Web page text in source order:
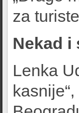
za
Nekad i
Lenka